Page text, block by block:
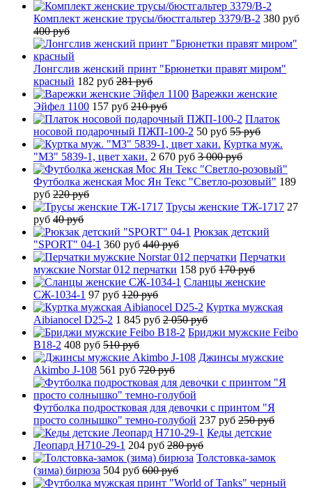
Комплект женские трусы/бюстгальтер 3379/B-2 380 руб
400 руб
Лонгслив женский принт "Брюнетки правят миром"
красный 182 руб 281 руб
Варежки женские
Эйфел 1100 157 руб 210 руб
Платок
носовой подарочный ПЖП-100-2 50 руб 55 руб
Куртка муж.
"М3" 5839-1, цвет хаки. 2 670 руб 3 000 руб
Футболка женская Мос Ян Текс "Светло-розовый" 189
руб 220 руб
Трусы женские ТЖ-1717 27
руб 40 руб
Рюкзак детский
"SPORT" 04-1 360 руб 440 руб
Перчатки
мужские Norstar 012 перчатки 158 руб 170 руб
Сланцы женские
СЖ-1034-1 97 руб 120 руб
Куртка мужская
Aibianocel D25-2 1 845 руб 2 050 руб
Бриджи мужские Feibo
B18-2 408 руб 510 руб
Джинсы мужские
Akimbo J-108 561 руб 720 руб
Футболка подростковая для девочки с принтом "Я
просто солнышко" темно-голубой 237 руб 250 руб
Кеды детские
Леопард H710-29-1 204 руб 280 руб
Толстовка-замок
(зима) бирюза 504 руб 600 руб